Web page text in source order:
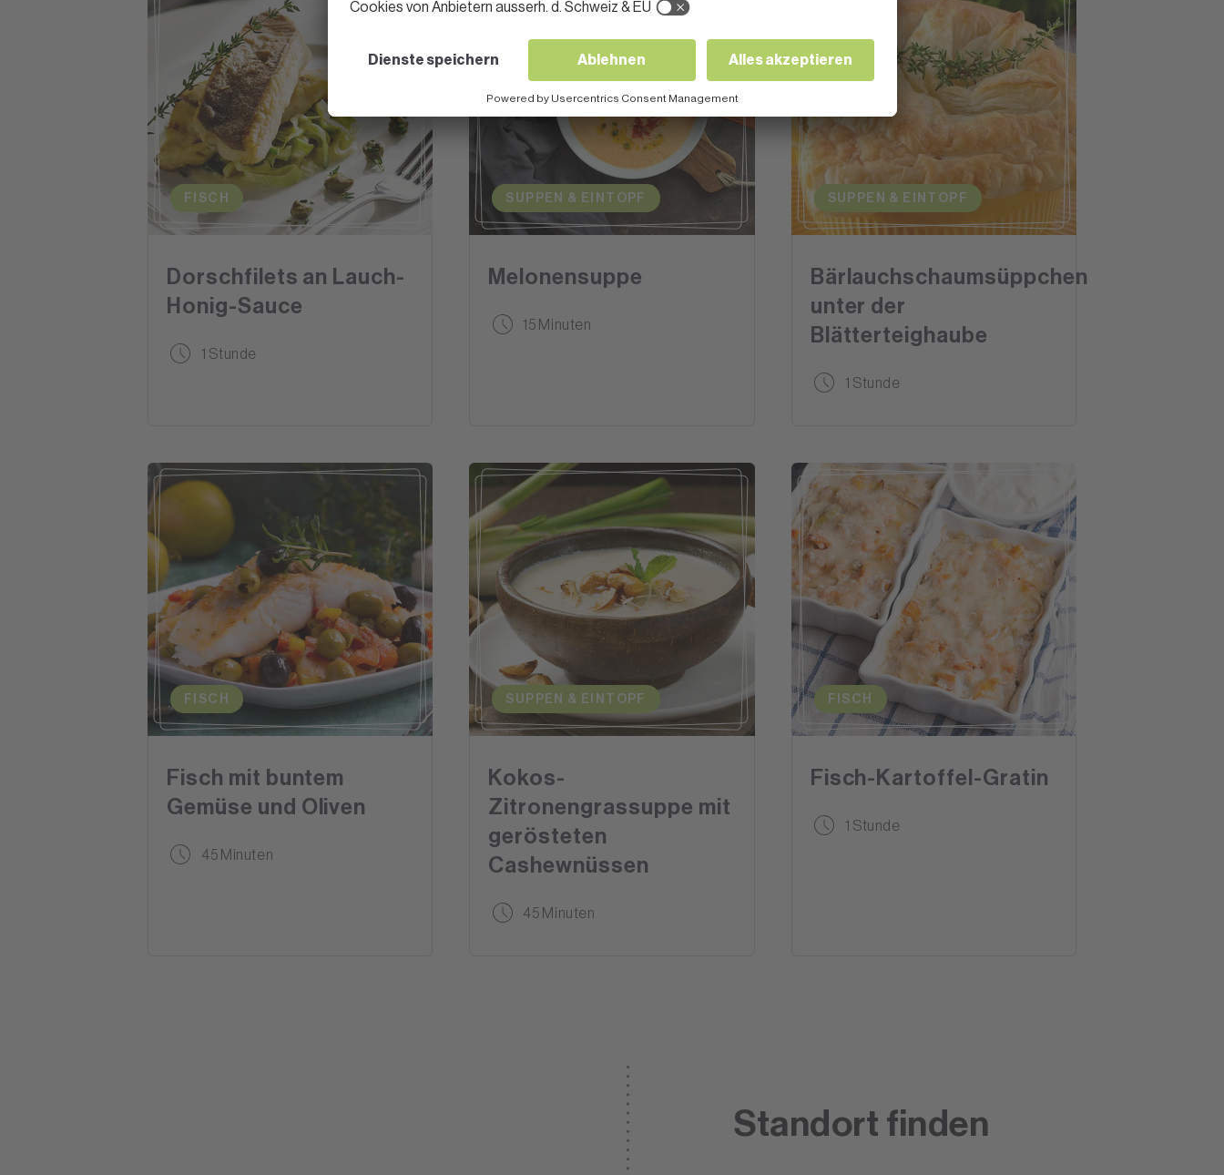
FISCH
Dorschfilets an Lauch-
Honig-Sauce
1 Stunde
SUPPEN & EINTOPF
Melonensuppe
15 Minuten
SUPPEN & EINTOPF
Bärlauchschaumsüppchen
unter der
Blätterteighaube
1 Stunde
FISCH
Fisch mit buntem
Gemüse und Oliven
45 Minuten
SUPPEN & EINTOPF
Kokos-
Zitronengrassuppe mit
gerösteten
Cashewnüssen
45 Minuten
FISCH
Fisch-Kartoffel-Gratin
1 Stunde
Standort finden